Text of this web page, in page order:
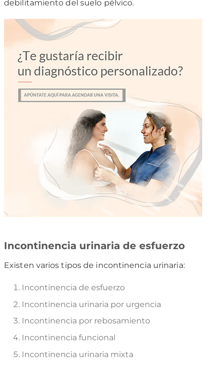
debilitamiento del suelo pélvico.
Incontinencia urinaria de esfuerzo
Existen varios tipos de incontinencia urinaria:
Incontinencia de esfuerzo
Incontinencia urinaria por urgencia
Incontinencia por rebosamiento
Incontinencia funcional
Incontinencia urinaria mixta